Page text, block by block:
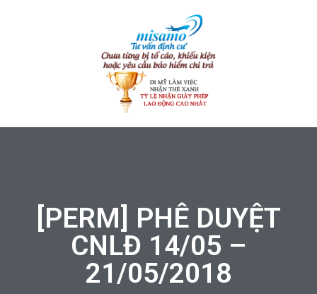
[PERM] PHÊ DUYỆT
CNLĐ 14/05 –
21/05/2018